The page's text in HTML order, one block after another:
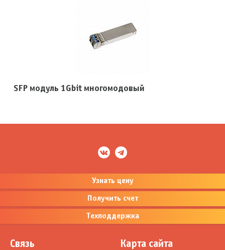
SFP модуль 1Gbit многомодовый
Узнать цену
Получить счет
Техподдержка
Связь Карта сайта